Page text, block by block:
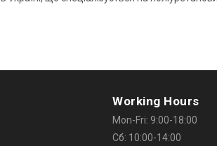
Working Hours
Mon-Fri: 9:00-18:00
Сб: 10:00-14:00